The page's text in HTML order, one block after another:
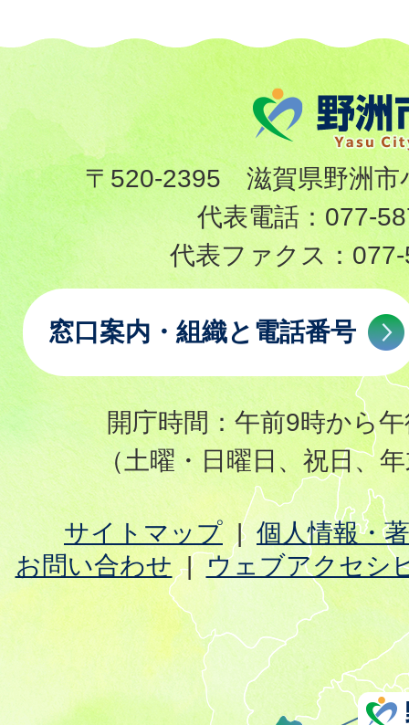
〒520-2395 滋賀県野洲市
代表電話： 077-
代表ファクス：
窓口案内・組織と電話番号
開庁時間：午前9時から
（土曜・日曜日、祝日、
サイトマップ
個人情報・
お問い合わせ
ウェブアクセシ